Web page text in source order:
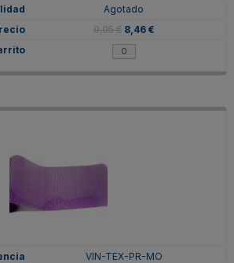
Agotado
9,95 € 8,46 €
VIN-TEX-PR-MO